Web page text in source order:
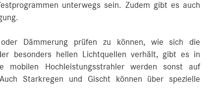
unterwegs sein. Zudem gibt es auch
Dämmerung prüfen zu können, wie sich die
besonders hellen Lichtquellen verhält, gibt es in
mobilen Hochleistungsstrahler werden sonst auf
Starkregen und Gischt können über spezielle